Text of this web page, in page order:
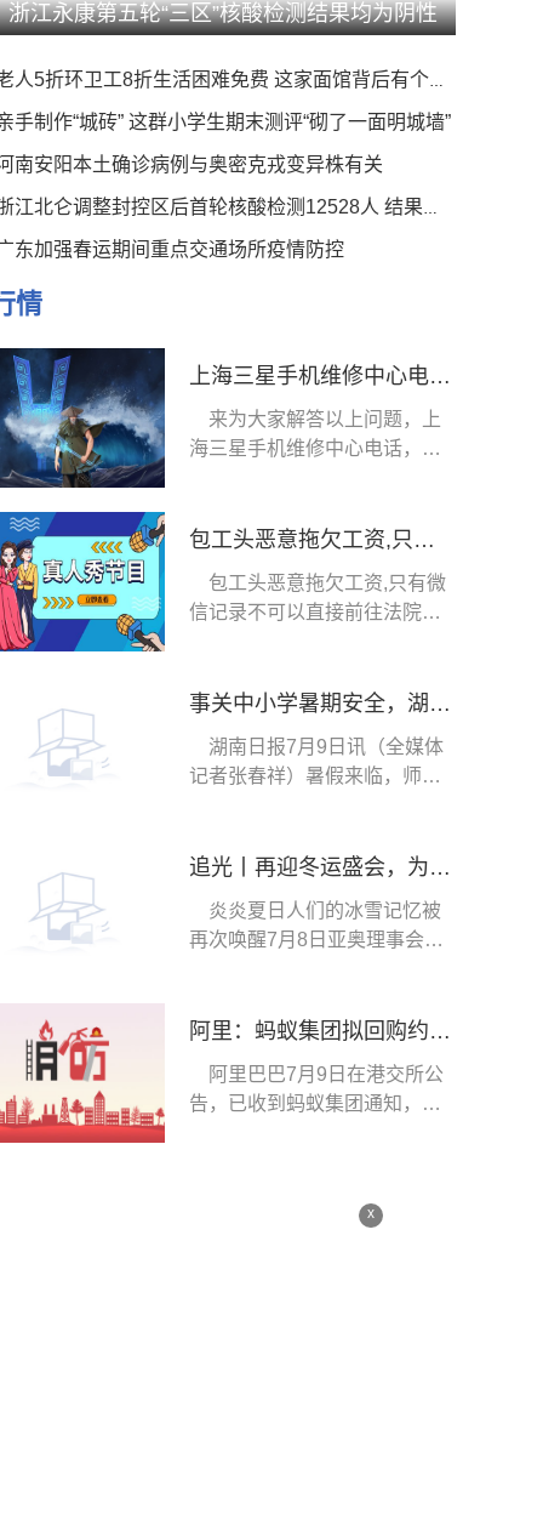
浙江永康第五轮“三区”核酸检测结果均为阴性
人5折环卫工8折生活困难免费 这家面馆背后有个暖心事
手制作“城砖” 这群小学生期末测评“砌了一面明城墙”
南安阳本土确诊病例与奥密克戎变异株有关
江北仑调整封控区后首轮核酸检测12528人 结果均为阴性
东加强春运期间重点交通场所疫情防控
情
上海三星手机维修中心电话（上海三星手机维修点）
来为大家解答以上问题，上
海三星手机维修中心电话，上
包工头恶意拖欠工资,只有微信记录可以法院起诉吗
包工头恶意拖欠工资,只有微
信记录不可以直接前往法院起
事关中小学暑期安全，湖南省教育厅发布最新通知
湖南日报7月9日讯（全媒体
记者张春祥）暑假来临，师生
追光丨再迎冬运盛会，为什么是这里？
炎炎夏日人们的冰雪记忆被
再次唤醒7月8日亚奥理事会在
阿里：蚂蚁集团拟回购约7.6%股份，正考虑是否参与
阿里巴巴7月9日在港交所公
告，已收到蚂蚁集团通知，蚂
x